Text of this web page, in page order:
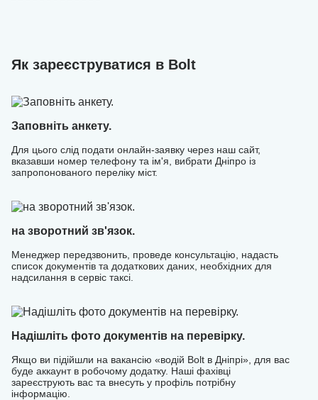
Вимоги прості: автомобіль з українською реєстрацією,
Залиште заявку на сайті — і вже того ж дня, після
схвалення, зможете виїхати на маршрут. Наші
необхідні дані та допоможуть швидко розпочати роботу,
щоб ви могли одразу перейти до заробітку. Приєднуйтесь
обмежень!
Як зареєструватися в Bolt
Заповніть анкету.
Для цього слід подати онлайн-заявку через наш сайт,
вказавши номер телефону та ім'я, вибрати Дніпро із
запропонованого переліку міст.
на зворотний зв'язок.
Менеджер передзвонить, проведе консультацію, надасть
список документів та додаткових даних, необхідних для
надсилання в сервіс таксі.
Надішліть фото документів на перевірку.
Якщо ви підійшли на вакансію «водій Bolt в Дніпрі», для вас
буде аккаунт в робочому додатку. Наші фахівці
зареєструють вас та внесуть у профіль потрібну
інформацію.